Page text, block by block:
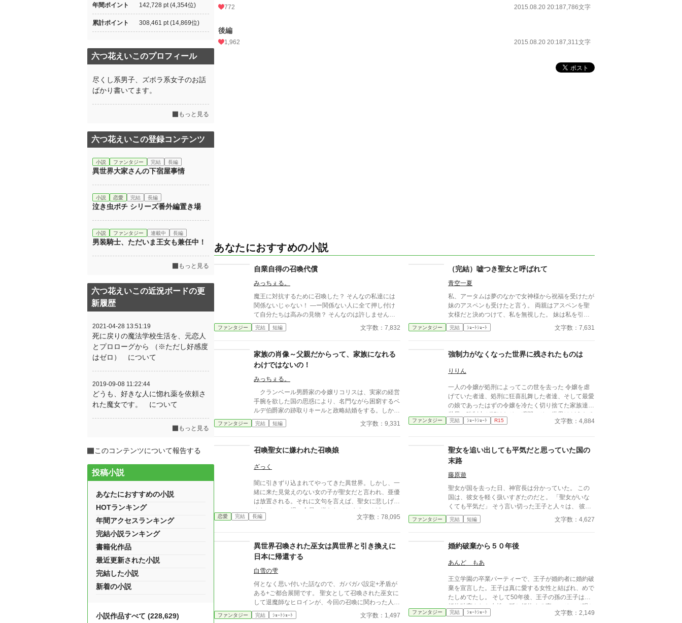
772 2015.08.20 20:187,786文字
後編
1,962 2015.08.20 20:187,311文字
あなたにおすすめの小説
自業自得の召喚代償
みっちぇる。
魔王に対抗するために召喚した？ そんなの私達には
関係ないじゃない！ ―ー関係ない人に全て押し付け
て自分たちは高みの見物？ そんなのは許しません！
それ相応の犠牲ははらってもらいます。 ……シリア
スを目指しましたがなりそこねました。 この話に恋
素を入れる予定なので恋愛カテゴリーに変更していま
す。
ファンタジー 完結 短編 文字数：7,832
（完結）嘘つき聖女と呼ばれて
青空一夏
私、アータムは夢のなかで女神様から祝福を受けたが
妹のアスペンも受けたと言う。 両親はアスペンを聖
女様だと決めつけて、私を無視した。 妹は私を引き
立て役に使うと言い出し両親も賛成して…… ゆるふ
わ設定ご都合主義です。
ファンタジー 完結 ｼｮｰﾄｼｮｰﾄ 文字数：7,631
家族の肖像～父親だからって、家族になれる
わけではないの！
みっちぇる。
クランベール男爵家の令嬢リコリスは、実家の経営
手腕を欲した国の思惑により、名門ながら困窮するベ
ルデ伯爵家の跡取りキールと政略結婚をする。しか
し、キールは外面こそ良いものの、実家が男爵家の支
援を受けていることを「恥」と断じ、リコリスを軽ん
命がけで双子のユフィーナとジストを出産した際も、
で、リコリスは「天使」のように愛らしい我が子たち
る 。 子どもたちが生後六か月を迎え、健やかな成
長を祈る「祈健会」が開かれることになった。リコリ
スは、キールから「男爵家との結婚を恥じている」と
聞かされていた義両親の来訪に胃を痛めるが、実際に
会ったベルデ伯爵夫妻は―？
ファンタジー 完結 短編 文字数：9,331
強制力がなくなった世界に残されたものは
りりん
一人の令嬢が処刑によってこの世を去った 令嬢を虐
げていた者達、処刑に狂喜乱舞した者達、そして最愛
の娘であったはずの令嬢を冷たく切り捨てた家族達
世界の強制力が解けたその瞬間、その世界はどうなる
のか その世界を狂わせたものは
ファンタジー 完結 ｼｮｰﾄｼｮｰﾄ R15 文字数：4,884
召喚聖女に嫌われた召喚娘
ざっく
闇に引きずり込まれてやってきた異世界。しかし、一
緒に来た見覚えのない女の子が聖女だと言われ、亜優
は放置される。それに文句を言えば、聖女に悲しげに
されて、その場の全員に嫌われてしまう。 どうに
か、仕事を探し出したものの、聖女に嫌われた娘とし
場所に帰る。
恋愛 完結 長編 文字数：78,095
聖女を追い出しても平気だと思っていた国の
末路
藤原遊
聖女が国を去った日、神官長は分かっていた。 この
国は、彼女を軽く扱いすぎたのだと。 「聖女がいな
くても平気だ」 そう言い切った王子と人々は、 彼女
が“何もしていない”まま国が崩れていく現実を、 やが
て思い知ることになる。 ――これは、聖女を追い出
ファンタジー 完結 短編 文字数：4,627
異世界召喚された巫女は異世界と引き換えに
日本に帰還する
白雪の雫
何となく思い付いた話なので、ガバガバ設定+矛盾が
ある+ご都合展開です。 聖女として召喚された巫女に
して退魔師なヒロインが、今回の召喚に関わった人間
を除いた命を使って元の世界へと戻る話です。
ファンタジー 完結 ｼｮｰﾄｼｮｰﾄ 文字数：1,497
婚約破棄から５０年後
あんど もあ
王立学園の卒業パーティーで、王子が婚約者に婚約破
棄を宣言した。王子は真に愛する女性と結ばれ、めで
たしめでたし。 そして50年後、王子の孫の王子は、
婚約破棄された女性の孫と婚約する事に。そこで明か
された婚約破棄の真実とは。
ファンタジー 完結 ｼｮｰﾄｼｮｰﾄ 文字数：2,149
年間ポイント 142,728 pt (4,354位)
累計ポイント 308,461 pt (14,869位)
六つ花えいこのプロフィール
尽くし系男子、ズボラ系女子のお話
ばかり書いてます。
もっと見る
六つ花えいこの登録コンテンツ
小説 ファンタジー 完結 長編
異世界大家さんの下宿屋事情
小説 恋愛 完結 長編
泣き虫ポチ シリーズ番外編置き場
小説 ファンタジー 連載中 長編
男装騎士、ただいま王女も兼任中！
もっと見る
六つ花えいこの近況ボードの更
新履歴
2021-04-28 13:51:19
死に戻りの魔法学校生活を、元恋人
とプロローグから （※ただし好感度
はゼロ） について
2019-09-08 11:22:44
どうも、好きな人に惚れ薬を依頼さ
れた魔女です。 について
もっと見る
このコンテンツについて報告する
投稿小説
あなたにおすすめの小説
HOTランキング
年間アクセスランキング
完結小説ランキング
書籍化作品
最近更新された小説
完結した小説
新着の小説
小説作品すべて (228,629)